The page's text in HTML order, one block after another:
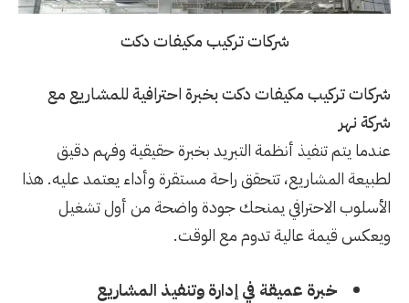
شركات تركيب مكيفات دكت
شركات تركيب مكيفات دكت بخبرة احترافية للمشاريع مع
شركة نهر
عندما يتم تنفيذ أنظمة التبريد بخبرة حقيقية وفهم دقيق
لطبيعة المشاريع، تتحقق راحة مستقرة وأداء يعتمد عليه. هذا
الأسلوب الاحترافي يمنحك جودة واضحة من أول تشغيل
ويعكس قيمة عالية تدوم مع الوقت.
خبرة عميقة في إدارة وتنفيذ المشاريع